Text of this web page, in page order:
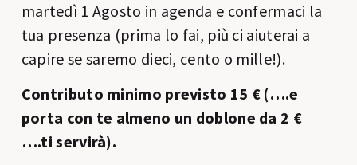
martedì 1 Agosto in agenda e confermaci la
tua presenza (prima lo fai, più ci aiuterai a
capire se saremo dieci, cento o mille!).
Contributo minimo previsto 15 € (….e
porta con te almeno un doblone da 2 €
….ti servirà).